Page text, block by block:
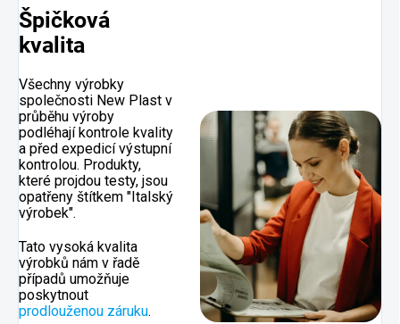
Špičková
kvalita
Všechny výrobky
společnosti New Plast v
průběhu výroby
podléhají kontrole kvality
a před expedicí výstupní
kontrolou. Produkty,
které projdou testy, jsou
opatřeny štítkem "Italský
výrobek".
Tato vysoká kvalita
výrobků nám v řadě
případů umožňuje
poskytnout
prodlouženou záruku.